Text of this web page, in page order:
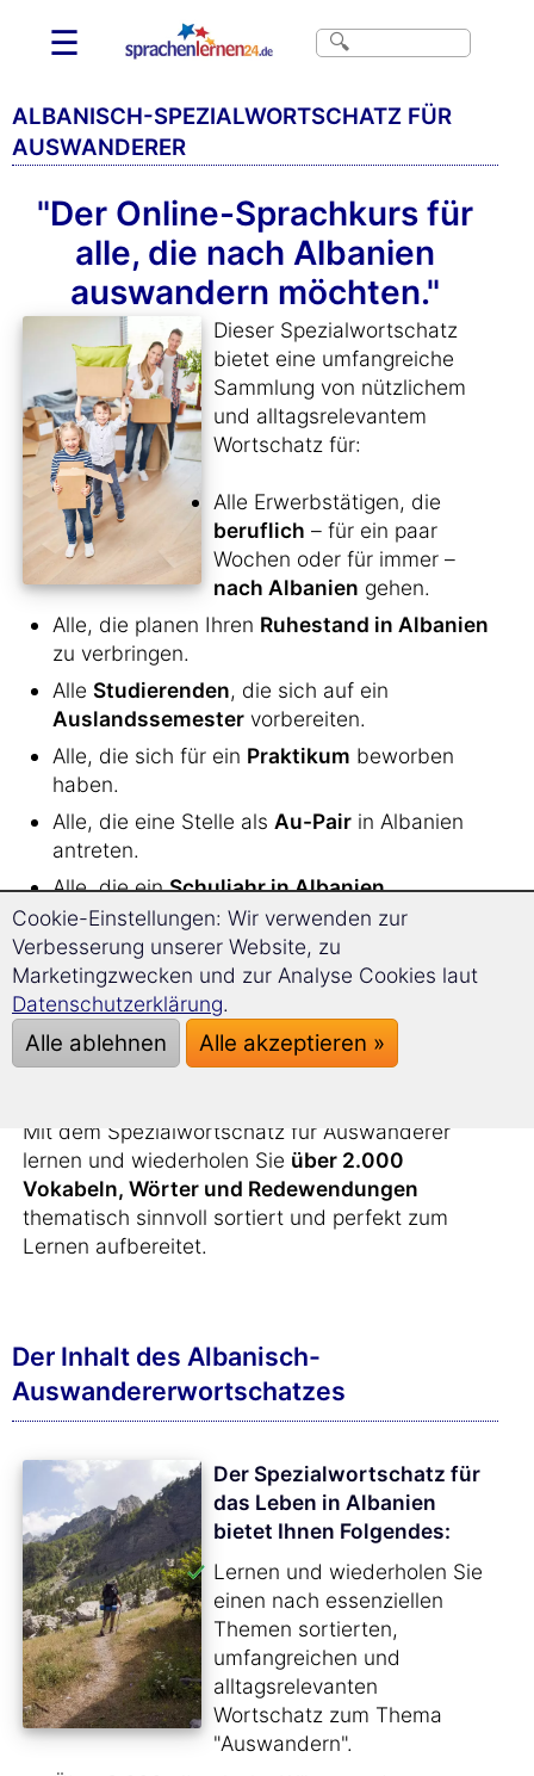
☰
ALBANISCH-SPEZIALWORTSCHATZ FÜR
AUSWANDERER
"Der Online-Sprachkurs für
alle, die nach Albanien
auswandern möchten."
Dieser Spezialwortschatz
bietet eine umfangreiche
Sammlung von nützlichem
und alltagsrelevantem
Wortschatz für:
Alle Erwerbstätigen, die
beruflich – für ein paar
Wochen oder für immer –
nach Albanien gehen.
Alle, die planen Ihren Ruhestand in Albanien
zu verbringen.
Alle Studierenden, die sich auf ein
Auslandssemester vorbereiten.
Alle, die sich für ein Praktikum beworben
haben.
Alle, die eine Stelle als Au-Pair in Albanien
antreten.
Alle, die einSchuljahr in Albanien
verbringen.
Alle, die für die Liebe ihres Lebens
Deutschland verlassen,um zu heiraten und
eine Familie zu gründen.
Alle, die eine
längere Reise nach Albanien
unternehmen.
Mit dem Spezialwortschatz für Auswanderer
lernen und wiederholen Sie über 2.000
Vokabeln, Wörter und Redewendungen
thematisch sinnvoll sortiert und perfekt zum
Lernen aufbereitet.
Der Inhalt des Albanisch-
Auswandererwortschatzes
Der Spezialwortschatz für
das Leben in Albanien
bietet Ihnen Folgendes:
Lernen und wiederholen Sie
einen nach essenziellen
Themen sortierten,
umfangreichen und
alltagsrelevanten
Wortschatz zum Thema
"Auswandern".
Cookie-Einstellungen: Wir verwenden zur
Verbesserung unserer Website, zu
Marketingzwecken und zur Analyse Cookies laut
Datenschutzerklärung.
Alle ablehnen Alle akzeptieren »